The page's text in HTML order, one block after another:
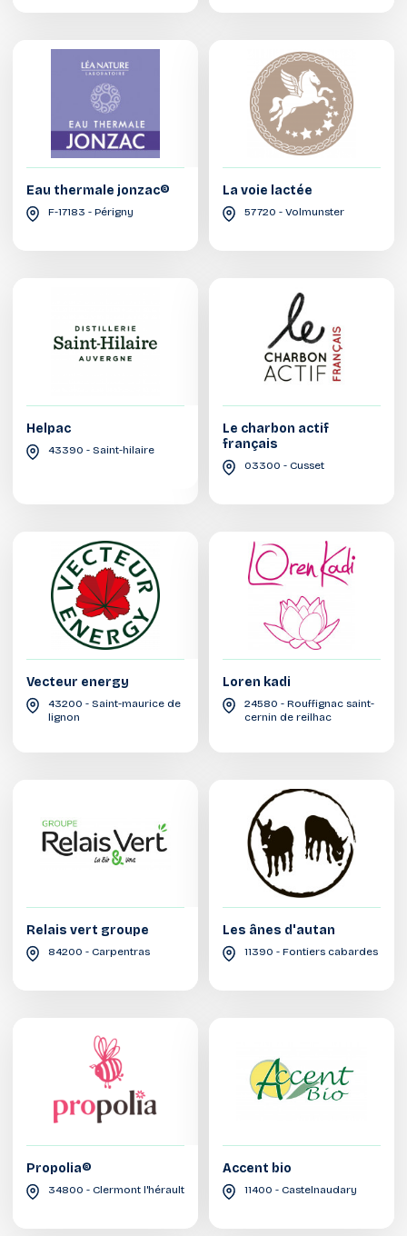
Eau thermale jonzac®
F-17183 - Périgny
La voie lactée
57720 - Volmunster
Helpac
43390 - Saint-hilaire
Le charbon actif
français
03300 - Cusset
Vecteur energy
43200 - Saint-maurice de
lignon
Loren kadi
24580 - Rouffignac saint-
cernin de reilhac
Relais vert groupe
84200 - Carpentras
Les ânes d'autan
11390 - Fontiers cabardes
Propolia®
34800 - Clermont l'hérault
Accent bio
11400 - Castelnaudary